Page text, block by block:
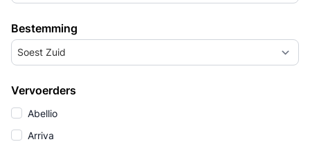
Bestemming
Soest Zuid
Vervoerders
Abellio
Arriva